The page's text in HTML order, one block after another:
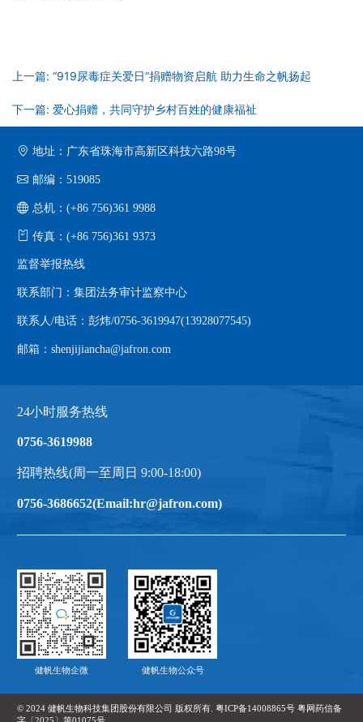
上一篇: “919尿毒症关爱日”捐赠物资启航 助力生命之帆扬起
下一篇: 爱心捐赠，共同守护乡村百姓的健康福祉
地址：广东省珠海市高新区科技六路98号
邮编：519085
总机：(+86 756)361 9988
传真：(+86 756)361 9373
监督举报热线
联系部门：集团法务审计监察中心
联系人/电话：彭炜/0756-3619947(13928077545)
邮箱：shenjijiancha@jafron.com
24小时服务热线
0756-3619988
招聘热线(周一至周日 9:00-18:00)
0756-3686652(Email:hr@jafron.com)
健帆生物企微 健帆生物公众号
© 2024 健帆生物科技集团股份有限公司 版权所有. 粤ICP备14008865号 粤网药信备